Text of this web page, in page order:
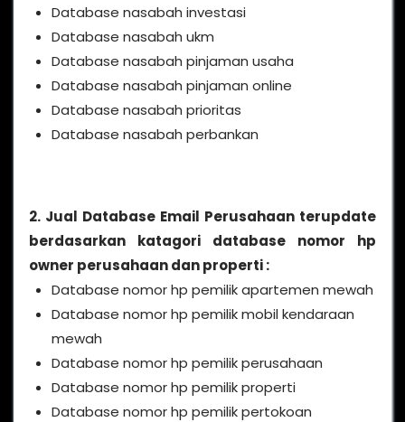
Database nasabah investasi
Database nasabah ukm
Database nasabah pinjaman usaha
Database nasabah pinjaman online
Database nasabah prioritas
Database nasabah perbankan
2. Jual Database Email Perusahaan terupdate
berdasarkan katagori database nomor hp
owner perusahaan dan properti :
Database nomor hp pemilik apartemen mewah
Database nomor hp pemilik mobil kendaraan
mewah
Database nomor hp pemilik perusahaan
Database nomor hp pemilik properti
Database nomor hp pemilik pertokoan